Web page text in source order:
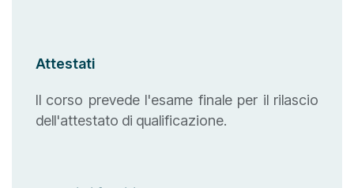
Attestati
Il corso prevede l'esame finale per il rilascio
dell'attestato di qualificazione.